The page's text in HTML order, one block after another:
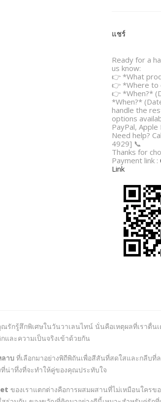
แชร์
Ready for a
us know:
👉 *What
👉 *Where to
👉 *When?*
*When?*
handle the
options
PayPal, Apple
Need help?
4929] 📞
Thanks for
Payment link :
Link
รักรู้สึกพิเศษในวันวาเลนไทน์ นั่นคือเหตุผลที่เราตื่น
ละความเป็นจริงเข้าด้วยกัน
ลาบ ที่เลือกมาอย่างพิถีพิถันเพื่อสีสันที่สดใสและกลีบที่
น่าทึ่งที่จะทำให้คู่ของคุณประทับใจ
ของเราแตกต่างคือการผสมผสานที่ไม่เหมือนใคร